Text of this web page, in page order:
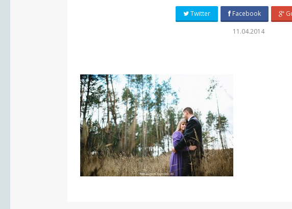
Twitter Facebook
11.04.2014